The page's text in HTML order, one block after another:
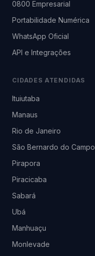
0800 Empresarial
Portabilidade Numérica
WhatsApp Oficial
API e Integrações
CIDADES ATENDIDAS
Ituiutaba
Manaus
Rio de Janeiro
São Bernardo do Campo
Pirapora
Piracicaba
Sabará
Ubá
Manhuaçu
Monlevade